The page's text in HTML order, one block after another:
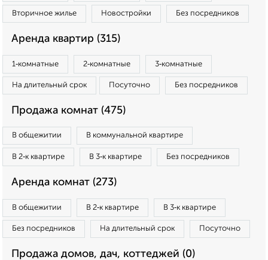
Вторичное жилье Новостройки Без посредников
Аренда квартир (315)
1‑комнатные 2‑комнатные 3‑комнатные
На длительный срок Посуточно Без посредников
Продажа комнат (475)
В общежитии В коммунальной квартире
В 2‑к квартире В 3‑к квартире Без посредников
Аренда комнат (273)
В общежитии В 2‑к квартире В 3‑к квартире
Без посредников На длительный срок Посуточно
Продажа домов, дач, коттеджей (0)